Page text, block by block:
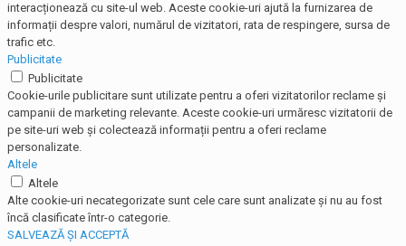
interacționează cu site-ul web. Aceste cookie-uri ajută la furnizarea de
informații despre valori, numărul de vizitatori, rata de respingere, sursa de
trafic etc.
Publicitate
Publicitate
Cookie-urile publicitare sunt utilizate pentru a oferi vizitatorilor reclame și
campanii de marketing relevante. Aceste cookie-uri urmăresc vizitatorii de
pe site-uri web și colectează informații pentru a oferi reclame
personalizate.
Altele
Altele
Alte cookie-uri necategorizate sunt cele care sunt analizate și nu au fost
încă clasificate într-o categorie.
SALVEAZĂ ȘI ACCEPTĂ